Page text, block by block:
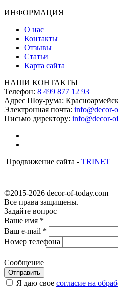
ИНФОРМАЦИЯ
О нас
Контакты
Отзывы
Статьи
Карта сайта
НАШИ КОНТАКТЫ
Телефон: 8 499 877 12 93
Адрес Шоу-рума:
Электронная почта: info@decor-
Письмо директору: info@decor-
Продвижение сайта - TRINET
©2015-2026 decor-of-today.com
Все права защищены.
Задайте вопрос
Ваше имя *
Ваш e-mail *
Номер телефона
Сообщение
Я даю свое согласие на